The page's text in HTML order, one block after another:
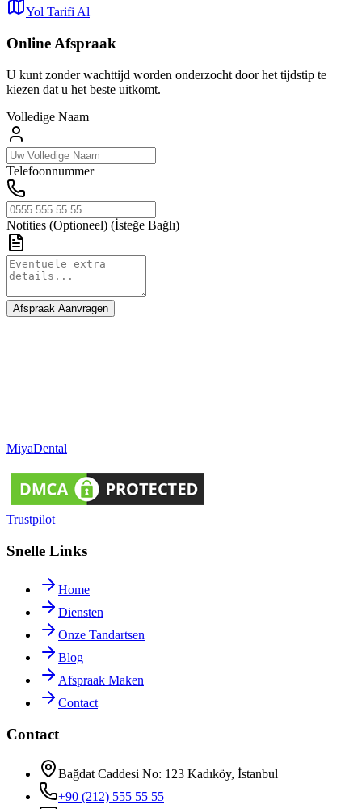
Yol Tarifi Al
Online Afspraak
U kunt zonder wachttijd worden onderzocht door het tijdstip te
kiezen dat u het beste uitkomt.
Volledige Naam
Telefoonnummer
Notities (Optioneel) (İsteğe Bağlı)
Afspraak Aanvragen
MiyaDental
Trustpilot
Snelle Links
Home
Diensten
Onze Tandartsen
Blog
Afspraak Maken
Contact
Contact
Bağdat Caddesi No: 123 Kadıköy, İstanbul
+90 (212) 555 55 55